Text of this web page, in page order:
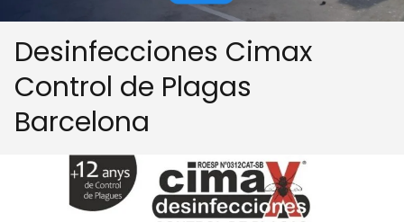
Desinfecciones Cimax
Control de Plagas
Barcelona